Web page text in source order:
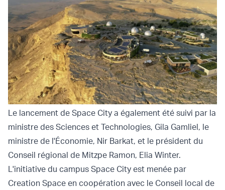
Le lancement de Space City a également été suivi par la
ministre des Sciences et Technologies, Gila Gamliel, le
ministre de l'Économie, Nir Barkat, et le président du
Conseil régional de Mitzpe Ramon, Elia Winter.
L'initiative du campus Space City est menée par
Creation Space en coopération avec le Conseil local de